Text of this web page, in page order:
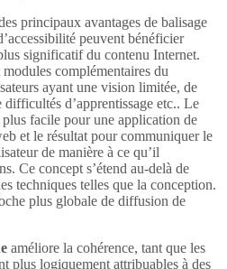
principaux avantages de balisage
peuvent bénéficier
significatif du contenu Internet.
complémentaires du
ayant une vision limitée, de
d’apprentissage etc.. Le
plus facile pour une application de
et le résultat pour communiquer le
de manière à ce qu’il
Ce concept s’étend au-delà de
techniques telles que la conception.
plus globale de diffusion de
améliore la cohérence, tant que les
plus logiquement attribuables à des